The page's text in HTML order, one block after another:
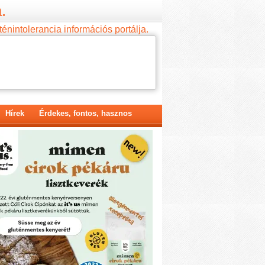
információs portálja.
Hírek Érdekes, fontos, hasznos